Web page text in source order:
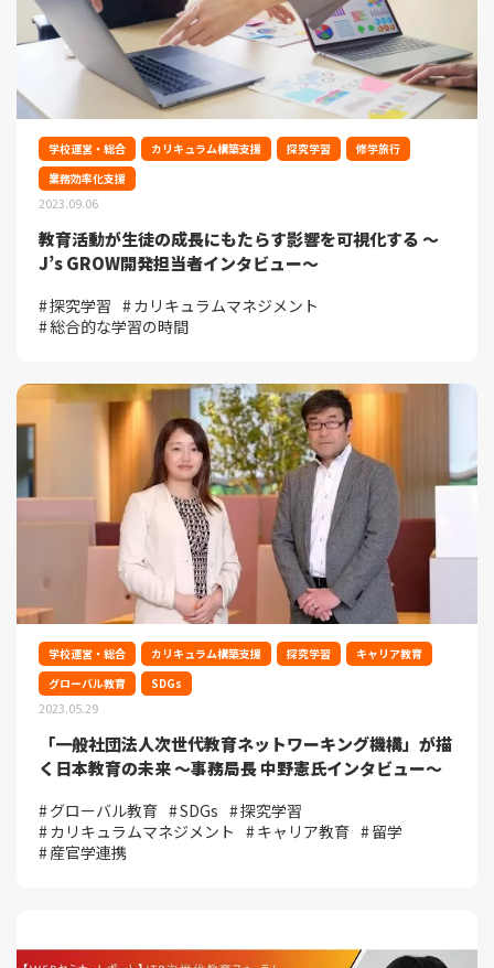
学校運営・総合 カリキュラム構築支援 探究学習
修学旅行
業務効率化支援
2023.09.06
教育活動が生徒の成長にもたらす影響を可視化する ～
J’s GROW開発担当者インタビュー～
探究学習
カリキュラムマネジメント
総合的な学習の時間
学校運営・総合 カリキュラム構築支援 探究学習
キャリア教育
グローバル教育
SDGs
2023.05.29
「一般社団法人次世代教育ネットワーキング機構」が描
く日本教育の未来 ～事務局長 中野憲氏インタビュー～
グローバル教育 SDGs
探究学習
カリキュラムマネジメント
キャリア教育
留学
産官学連携